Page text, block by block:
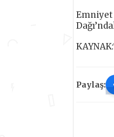
Emniyet
Paylaş: